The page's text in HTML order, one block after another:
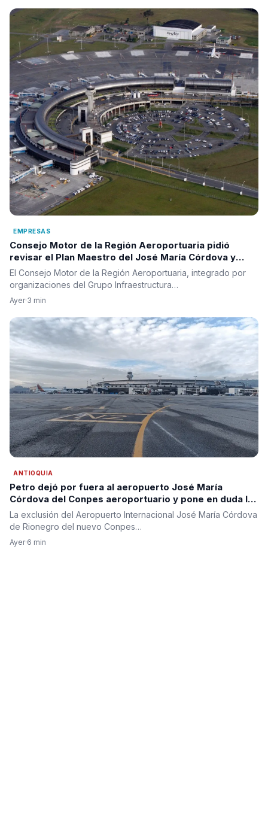
EMPRESAS
Consejo Motor de la Región Aeroportuaria pidió
revisar el Plan Maestro del José María Córdova y
reclamó una visión integral para la infraestructura
aérea del país
El Consejo Motor de la Región Aeroportuaria, integrado por
organizaciones del Grupo Infraestructura…
Ayer·3 min
ANTIOQUIA
Petro dejó por fuera al aeropuerto José María
Córdova del Conpes aeroportuario y pone en duda la
segunda pista para Antioquia
La exclusión del Aeropuerto Internacional José María Córdova
de Rionegro del nuevo Conpes…
Ayer·6 min